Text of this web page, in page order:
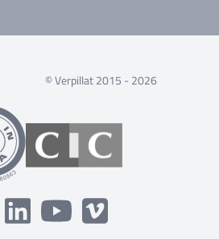
© Verpillat 2015 - 2026